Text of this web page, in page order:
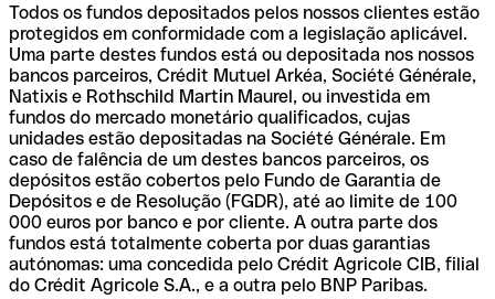
Todos os fundos depositados pelos nossos clientes estão
protegidos em conformidade com a legislação aplicável.
Uma parte destes fundos está ou depositada nos nossos
bancos parceiros, Crédit Mutuel Arkéa, Société Générale,
Natixis e Rothschild Martin Maurel, ou investida em
fundos do mercado monetário qualificados, cujas
unidades estão depositadas na Société Générale. Em
caso de falência de um destes bancos parceiros, os
depósitos estão cobertos pelo Fundo de Garantia de
Depósitos e de Resolução (FGDR), até ao limite de 100
000 euros por banco e por cliente. A outra parte dos
fundos está totalmente coberta por duas garantias
autónomas: uma concedida pelo Crédit Agricole CIB, filial
do Crédit Agricole S.A., e a outra pelo BNP Paribas.